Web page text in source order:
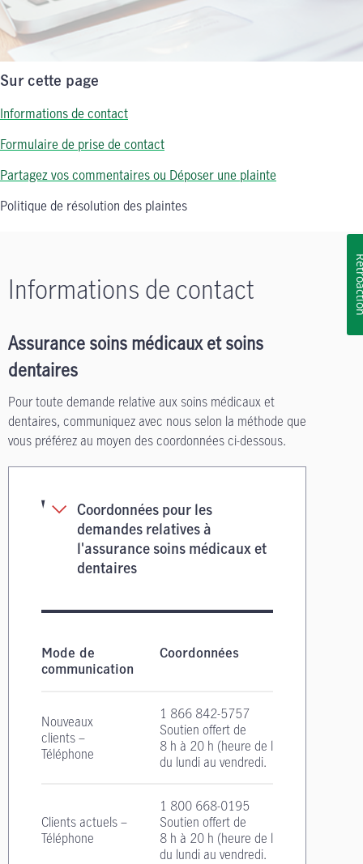
Sur cette page
Informations de contact
Formulaire de prise de contact
Partagez vos commentaires ou Déposer une plainte
Politique de résolution des plaintes
Informations de contact
Assurance soins médicaux et soins
dentaires
Pour toute demande relative aux soins médicaux et
dentaires, communiquez avec nous selon la méthode que
vous préférez au moyen des coordonnées ci-dessous.
Coordonnées pour les
demandes relatives à
l'assurance soins médicaux et
dentaires
Mode de
communication
Coordonnées
Nouveaux
clients –
Téléphone
1 866 842-5757
Soutien offert de
8 h à 20 h (heure de l'Est)
du lundi au vendredi.
Clients actuels –
Téléphone
1 800 668-0195
Soutien offert de
8 h à 20 h (heure de l'Est)
du lundi au vendredi.